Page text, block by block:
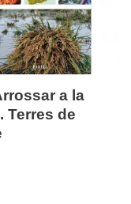
a la
Terres de